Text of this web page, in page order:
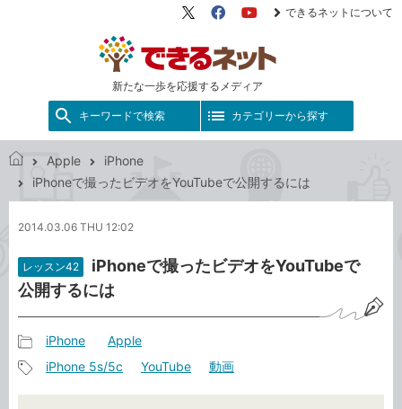
新たな一歩を応援するメディア
X（旧
FacebookYouTube
できるネットについて
キーワードで検索 カテゴリーから探す
で
ネ
ト
Apple
iPhone
iPhoneで撮ったビデオをYouTubeで公開するには
2014.03.06 THU 12:02
レッスン42
iPhoneで撮ったビデオをYouTubeで
公開するには
事
カ
iPhone Apple
iPhone 5s/5c YouTube 動画